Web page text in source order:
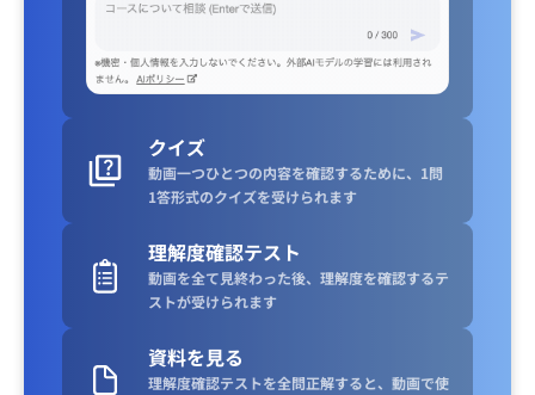
クイズ
動画一つひとつの内容を確認するために、1問
1答形式のクイズを受けられます
理解度確認テスト
動画を全て見終わった後、理解度を確認するテ
ストが受けられます
資料を見る
理解度確認テストを全問正解すると、動画で使